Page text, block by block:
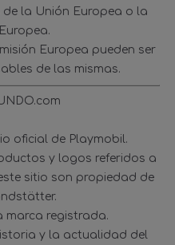
de la Unión Europea o la
Europea pueden ser
de las mismas.
oficial de Playmobil.
y logos referidos a
sitio son propiedad de
marca registrada.
y la actualidad del